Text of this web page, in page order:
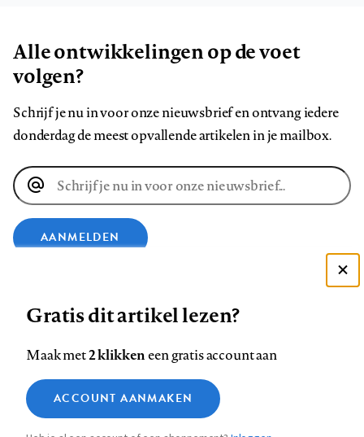
Alle ontwikkelingen op de voet
volgen?
Schrijf je nu in voor onze nieuwsbrief en ontvang iedere
donderdag de meest opvallende artikelen in je mailbox.
E-
mailadres
AANMELDEN
op
Facebook
op
LinkedIn
op
Bluesky
ons
op
InstagramYouTube
Footer
Contact Colofon Disclaimer Privacy
Medische vragen verdienen
betrouwbare antwoorden
Zie onze cookie policy
Analytische cookies
Gratis dit artikel lezen?
Maak met2 klikkeneen gratis account aan
ACCOUNT AANMAKEN